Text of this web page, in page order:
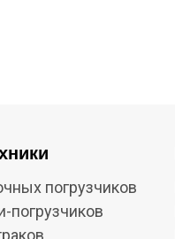
погрузчиков
погрузчиков